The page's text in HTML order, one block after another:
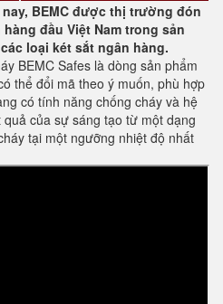
BEMC được thị trường đón
đầu Việt Nam trong sản
loại két sắt ngân hàng.
BEMC Safes là dòng sản phẩm
thể đổi mã theo ý muốn, phù hợp
có tính năng chống cháy và hệ
của sự sáng tạo từ một dạng
tại một ngưỡng nhiệt độ nhất